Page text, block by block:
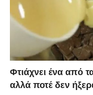
Φτιάχνει ένα από
αλλά ποτέ δεν